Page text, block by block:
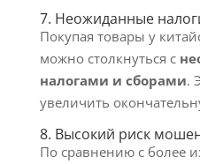
7. Неожиданные
Покупая товары у
можно столкнуться с
налогами и сборами.
увеличить
8. Высокий риск
По сравнению с более